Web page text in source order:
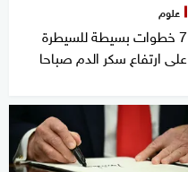
علوم
7 خطوات بسيطة للسيطرة
على ارتفاع سكر الدم صباحا